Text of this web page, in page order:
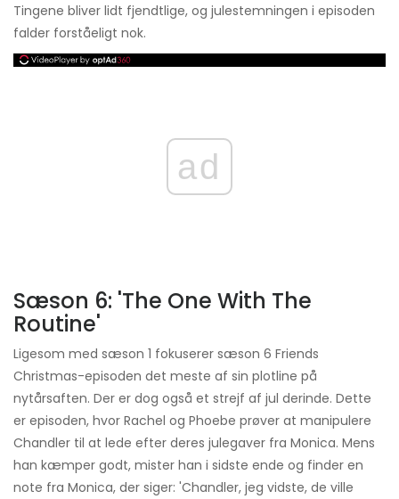
Tingene bliver lidt fjendtlige, og julestemningen i episoden
falder forståeligt nok.
ad
Sæson 6: 'The One With The
Routine'
Ligesom med sæson 1 fokuserer sæson 6 Friends
Christmas-episoden det meste af sin plotline på
nytårsaften. Der er dog også et strejf af jul derinde. Dette
er episoden, hvor Rachel og Phoebe prøver at manipulere
Chandler til at lede efter deres julegaver fra Monica. Mens
han kæmper godt, mister han i sidste ende og finder en
note fra Monica, der siger: 'Chandler, jeg vidste, de ville